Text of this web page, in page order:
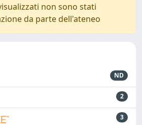
non sono stati
da parte dell'ateneo
ND
2
3